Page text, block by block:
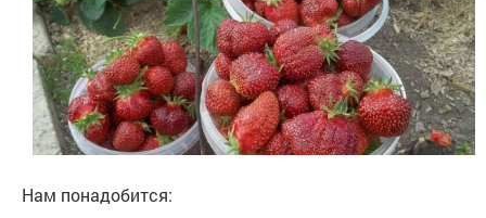
Нам понадобится: